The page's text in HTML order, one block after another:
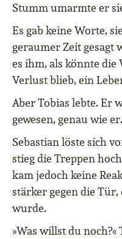
Stumm umarmte er
Es gab keine Worte,
geraumer Zeit gesagt
es ihm, als könnte
Verlust blieb, ein
Aber Tobias lebte. Er
gewesen, genau wie er.
Sebastian löste sich
stieg die Treppen
kam jedoch keine
stärker gegen die
wurde.
»Was willst du